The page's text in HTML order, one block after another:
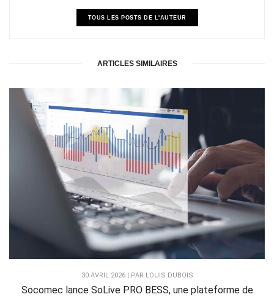
TOUS LES POSTS DE L'AUTEUR
ARTICLES SIMILAIRES
30 AVRIL 2026 | PAR LOUIS DUBOIS
Socomec lance SoLive PRO BESS, une plateforme de